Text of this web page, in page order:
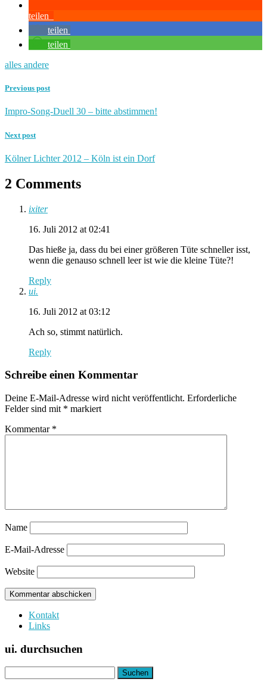
teilen
teilen
teilen
alles andere
Previous post
Impro-Song-Duell 30 – bitte abstimmen!
Next post
Kölner Lichter 2012 – Köln ist ein Dorf
2 Comments
ixiter
16. Juli 2012 at 02:41
Das hieße ja, dass du bei einer größeren Tüte schneller isst,
wenn die genauso schnell leer ist wie die kleine Tüte?!
Reply
ui.
16. Juli 2012 at 03:12
Ach so, stimmt natürlich.
Reply
Schreibe einen Kommentar
Deine E-Mail-Adresse wird nicht veröffentlicht. Erforderliche
Felder sind mit * markiert
Kommentar *
Name
E-Mail-Adresse
Website
Kontakt
Links
ui. durchsuchen
nach: